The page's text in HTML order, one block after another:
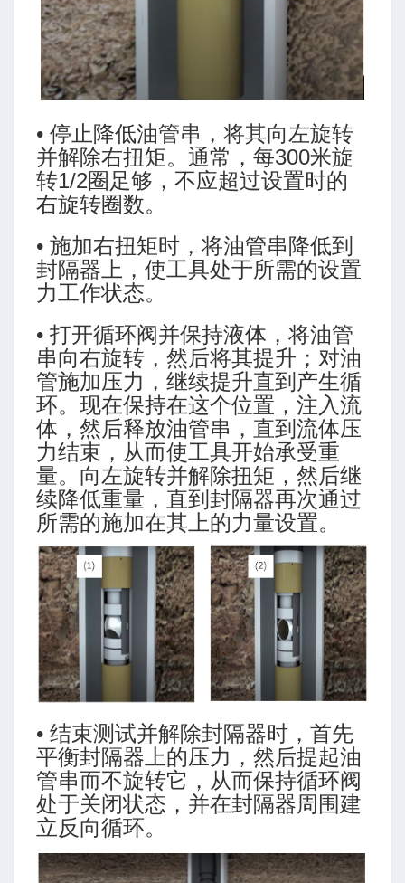
高级模式-三段式
高级模式-多靶三段式
高级模式-五段式
高级模式-双增式
简单模式-三段式
简单模式-多靶三段式
简单模式-五段式
简单模式-双增式
(Martin Klempa)
• 停止降低油管串，将其向左旋转
并解除右扭矩。通常，每300米旋
转1/2圈足够，不应超过设置时的
右旋转圈数。
• 施加右扭矩时，将油管串降低到
封隔器上，使工具处于所需的设置
力工作状态。
• 打开循环阀并保持液体，将油管
串向右旋转，然后将其提升；对油
管施加压力，继续提升直到产生循
环。现在保持在这个位置，注入流
体，然后释放油管串，直到流体压
力结束，从而使工具开始承受重
量。向左旋转并解除扭矩，然后继
续降低重量，直到封隔器再次通过
所需的施加在其上的力量设置。
• 结束测试并解除封隔器时，首先
平衡封隔器上的压力，然后提起油
管串而不旋转它，从而保持循环阀
处于关闭状态，并在封隔器周围建
立反向循环。